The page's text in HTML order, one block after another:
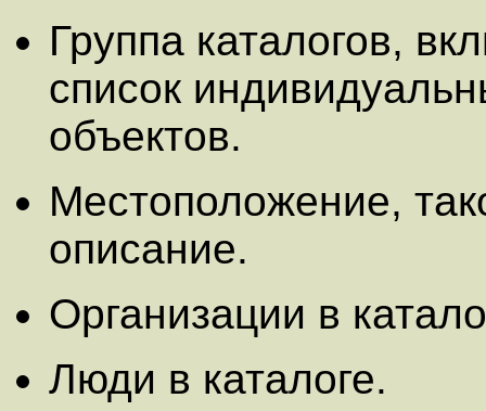
Группа каталогов,
список
объектов.
Местоположение,
описание.
Организации в
Люди в каталоге.